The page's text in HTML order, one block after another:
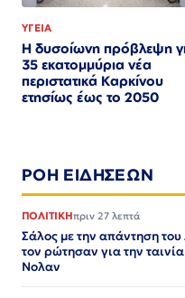
ΥΓΕΙΑ
Η δυσοίωνη πρόβλεψη
35 εκατομμύρια νέα
περιστατικά Καρκίνου
ετησίως έως το 2050
ΡΟΗ ΕΙΔΗΣΕΩΝ
ΠΟΛΙΤΙΚΗπριν 27 λεπτά
Σάλος με την απάντηση
τον ρώτησαν για την
Νολαν